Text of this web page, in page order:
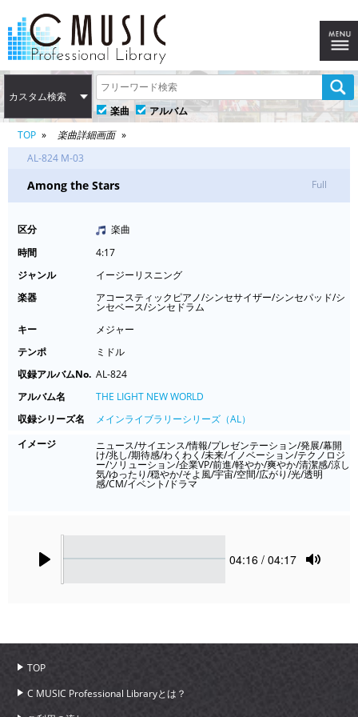
カスタム検索
楽曲
アルバム
TOP
楽曲詳細画面
AL-824 M-03
Among the Stars Full
区分
楽曲
時間
4:17
ジャンル
イージーリスニング
楽器
アコースティックピアノ/シンセサイザー/シンセパッド/シ
ンセベース/シンセドラム
キー
メジャー
テンポ
ミドル
収録アルバムNo. AL-824
アルバム名
THE LIGHT NEW WORLD
収録シリーズ名
メインライブラリーシリーズ（AL）
イメージ
ニュース/サイエンス/情報/プレゼンテーション/発展/幕開
け/兆し/期待感/わくわく/未来/イノベーション/テクノロジ
ー/ソリューション/企業VP/前進/軽やか/爽やか/清潔感/涼し
気/ゆったり/穏やか/そよ風/宇宙/空間/広がり/光/透明
感/CM/イベント/ドラマ
Current
04:16 / 04:17
TOP
C MUSIC Professional Libraryとは？